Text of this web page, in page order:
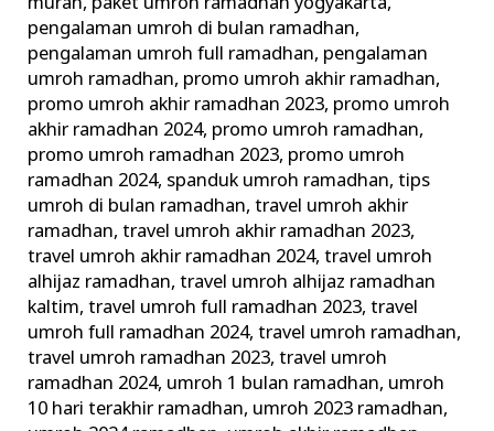
pengalaman umroh di bulan ramadhan,
pengalaman umroh full ramadhan, pengalaman
umroh ramadhan, promo umroh akhir ramadhan,
promo umroh akhir ramadhan 2023, promo umroh
akhir ramadhan 2024, promo umroh ramadhan,
promo umroh ramadhan 2023, promo umroh
ramadhan 2024, spanduk umroh ramadhan,tips
umroh di bulan ramadhan,travel umroh akhir
ramadhan,travel umroh akhir ramadhan 2023,
travel umroh akhir ramadhan 2024,travel umroh
alhijaz ramadhan,travel umroh alhijaz ramadhan
kaltim,travel umroh full ramadhan 2023,travel
umroh full ramadhan 2024,travel umroh ramadhan,
travel umroh ramadhan 2023,travel umroh
ramadhan 2024, umroh 1 bulan ramadhan, umroh
10 hari terakhir ramadhan, umroh 2023 ramadhan,